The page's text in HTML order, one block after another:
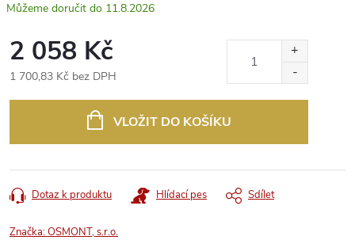
11.8.2026
2 058 Kč
1 700,83 Kč bez DPH
VLOŽIT DO KOŠÍKU
Dotaz k produktu Hlídací pes Sdílet
Značka:OSMONT, s.r.o.